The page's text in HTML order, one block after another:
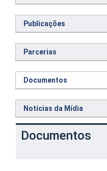
Publicações
Parcerias
Documentos
Notícias da Mídia
Documentos